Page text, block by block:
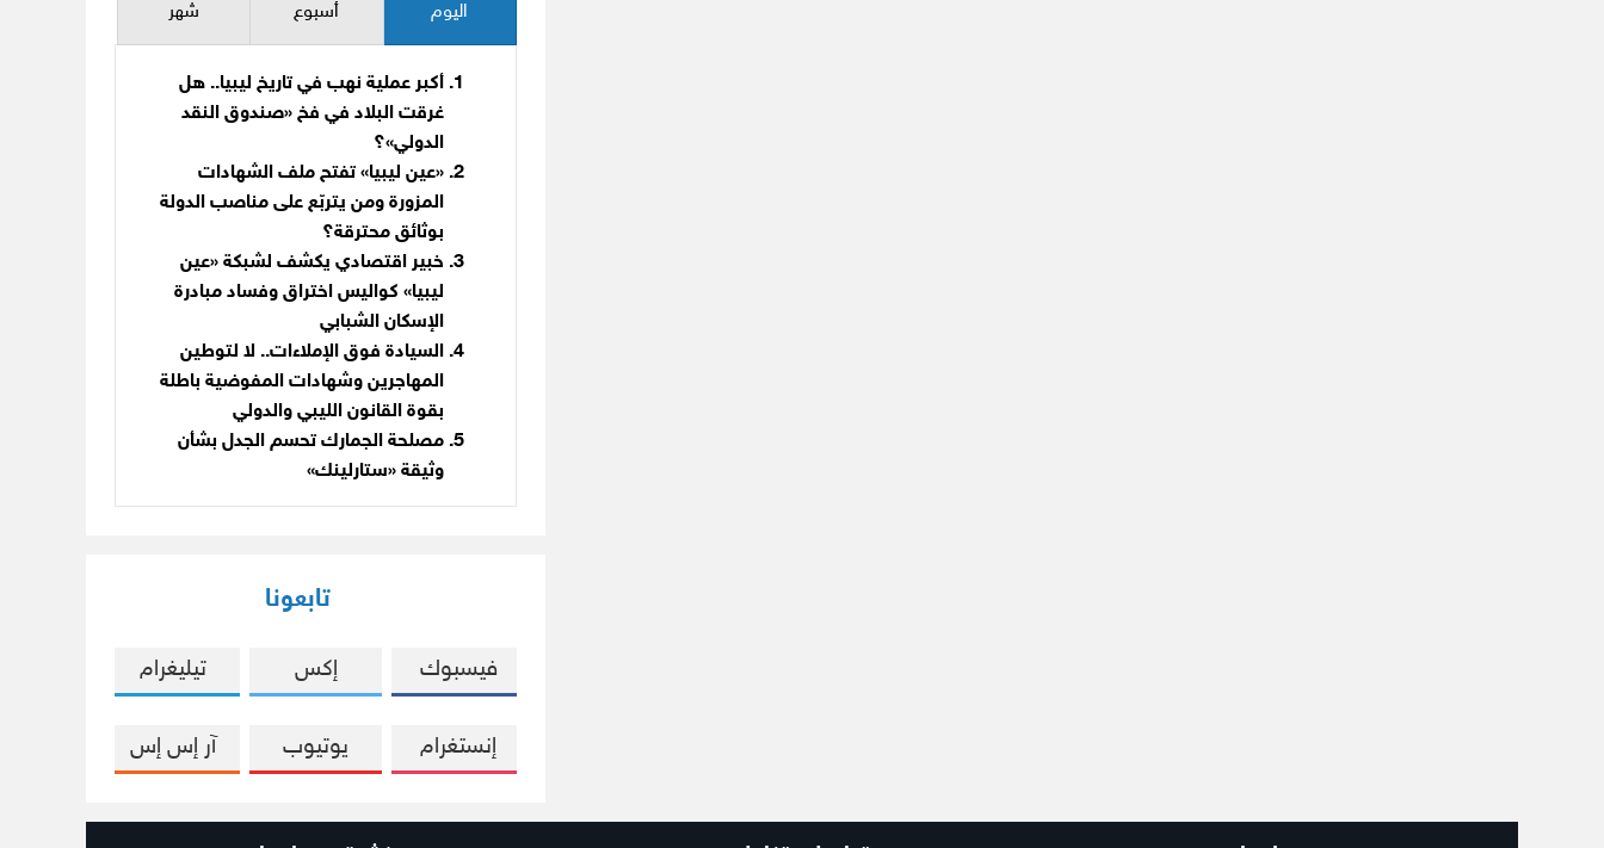
اليوم أسبوع شهر
أكبر عملية نهب في تاريخ ليبيا.. هل
غرقت البلاد في فخ «صندوق النقد
الدولي»؟
«عين ليبيا» تفتح ملف الشهادات
المزورة ومن يتربّع على مناصب الدولة
بوثائق محترقة؟
خبير اقتصادي يكشف لشبكة «عين
ليبيا» كواليس اختراق وفساد مبادرة
الإسكان الشبابي
السيادة فوق الإملاءات.. لا لتوطين
المهاجرين وشهادات المفوضية باطلة
بقوة القانون الليبي والدولي
مصلحة الجمارك تحسم الجدل بشأن
وثيقة «ستارلينك»
تابعونا
فيسبوك إكس تيليغرام
إنستغرام يوتيوب آر إس إس